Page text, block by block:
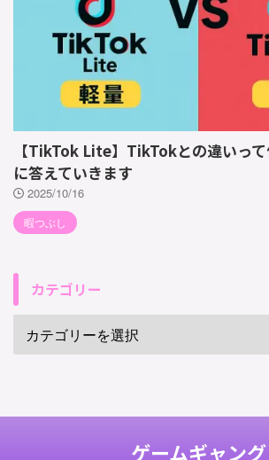
【TikTok Lite】TikTokとの違いっ
に答えていきます
2025/10/16
暇つぶし
カテゴリー
ゲームギャング